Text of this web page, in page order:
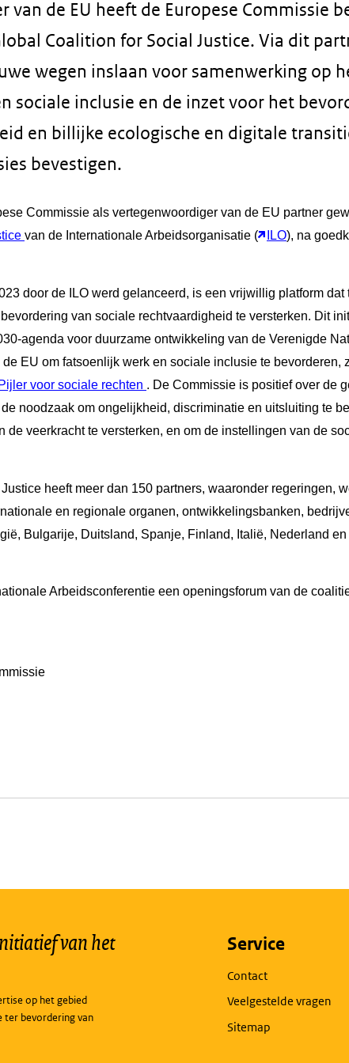
van de EU heeft de Europese Commissie
Coalition for Social Justice. Via dit
wegen inslaan voor samenwerking op
sociale inclusie en de inzet voor het
en billijke ecologische en digitale
bevestigen.
Commissie als vertegenwoordiger van de EU partner
van de Internationale Arbeidsorganisatie ( ILO), na
door de ILO werd gelanceerd, is een vrijwillig platform dat
van sociale rechtvaardigheid te versterken. Dit
agenda voor duurzame ontwikkeling van de Verenigde
EU om fatsoenlijk werk en sociale inclusie te bevorderen,
Pijler voor sociale rechten . De Commissie is positief over de
noodzaak om ongelijkheid, discriminatie en uitsluiting te
de veerkracht te versterken, en om de instellingen van de
heeft meer dan 150 partners, waaronder regeringen,
en regionale organen, ontwikkelingsbanken,
Bulgarije, Duitsland, Spanje, Finland, Italië, Nederland en
Arbeidsconferentie een openingsforum van de
van het
op het gebied
ter bevordering van
Service
Contact
Veelgestelde vragen
Sitemap